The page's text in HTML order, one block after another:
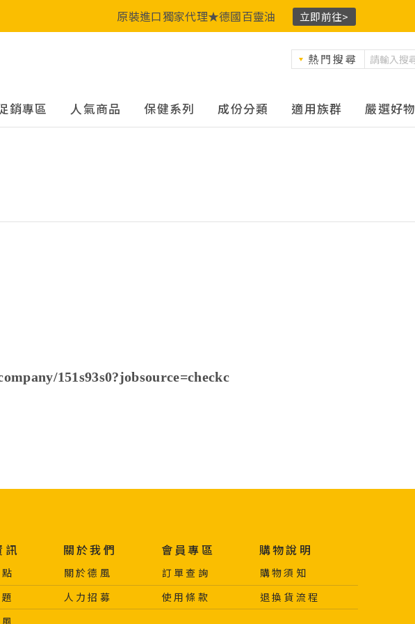
原裝進口獨家代理★德國百靈油 立即前往>
銷專區 人氣商品 保健系列 成份分類 適用族群 嚴選好物
熱門搜尋
151s93s0?jobsource=checkc
訊 關於我們
關於德風
人力招募
會員專區
訂單查詢
使用條款
購物說明
購物須知
退換貨流程